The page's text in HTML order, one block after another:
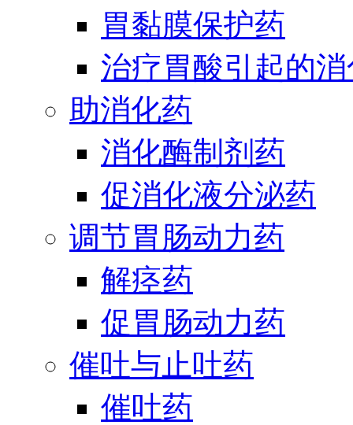
胃黏膜保护药
治疗胃酸引起的
助消化药
消化酶制剂药
促消化液分泌药
调节胃肠动力药
解痉药
促胃肠动力药
催吐与止吐药
催吐药